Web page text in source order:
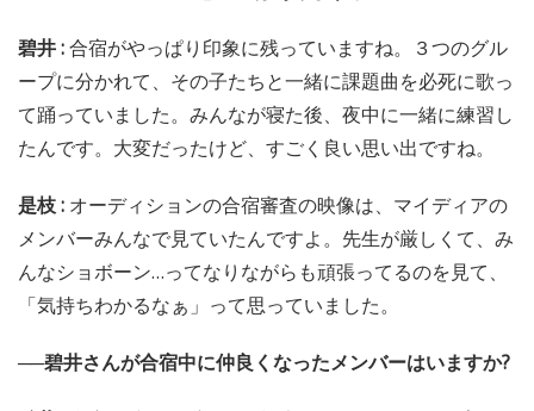
碧井みほ（BunnyLaCrew）
──碧井さんは、なぜアップダンス・エンターテインメン
トのオーディションを受けたんですか?
碧井 : もともとジャムズ(Jams Collection)さんもマイディ
アさんも知っていて、すごくかっこいいなと思っていたん
です。王道のアイドルグループがやりたかったので、ここ
なら夢が叶えられるかもしれないって思って受けました。
──オーディションの思い出はありますか?